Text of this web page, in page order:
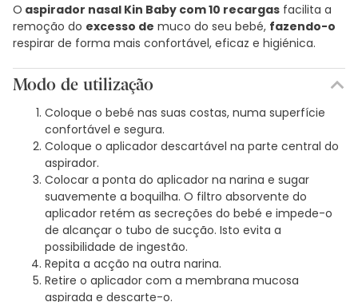
O aspirador nasal Kin Baby com 10 recargas facilita a
remoção do excesso de muco do seu bebé, fazendo-o
respirar de forma mais confortável, eficaz e higiénica.
Modo de utilização
Coloque o bebé nas suas costas, numa superfície
confortável e segura.
Coloque o aplicador descartável na parte central do
aspirador.
Colocar a ponta do aplicador na narina e sugar
suavemente a boquilha. O filtro absorvente do
aplicador retém as secreções do bebé e impede-o
de alcançar o tubo de sucção. Isto evita a
possibilidade de ingestão.
Repita a acção na outra narina.
Retire o aplicador com a membrana mucosa
aspirada e descarte-o.